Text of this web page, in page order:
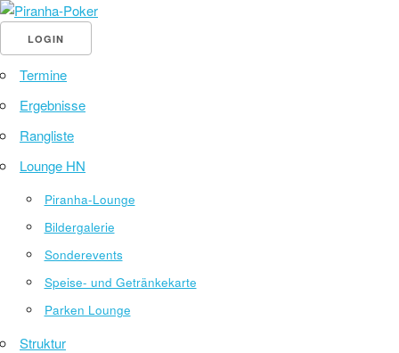
LOGIN
Termine
Ergebnisse
Rangliste
Lounge HN
Piranha-Lounge
Bildergalerie
Sonderevents
Speise- und Getränkekarte
Parken Lounge
Struktur